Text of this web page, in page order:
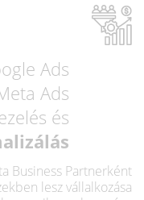
Ads
Ads
és
Business Partnerként
lesz vállalkozása